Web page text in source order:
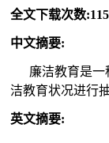
全文下载次数:
中文摘要:
廉洁教育是
洁教育状况进行
英文摘要: